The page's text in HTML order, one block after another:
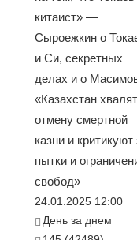
китаист» —
Сыроежкин о
и Си, секретных
делах и о
«Казахстан
отмену смертной
казни и критикуют
пытки и
свобод»
24.01.2025 12:00
День за днем